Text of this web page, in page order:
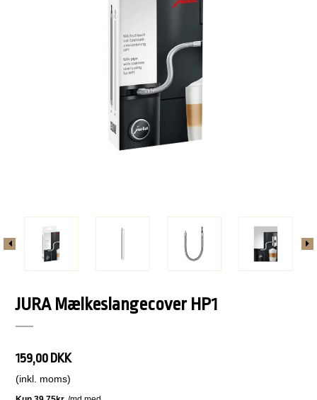
JURA Mælkeslangecover HP1
159,00 DKK
(inkl. moms)